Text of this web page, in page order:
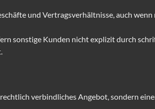
und Vertragsverhältnisse, auch
sonstige Kunden nicht explizit durch
verbindliches Angebot, sondern